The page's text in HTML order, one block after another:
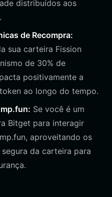
distribuídos aos
de Recompra:
sua carteira Fission
de 30% de
positivamente a
ao longo do tempo.
Se você é um
Bitget para interagir
aproveitando os
da carteira para